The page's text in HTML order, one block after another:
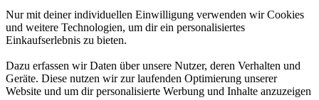
Nur mit deiner individuellen Einwilligung verwenden wir Cookies
und weitere Technologien, um dir ein personalisiertes
Einkaufserlebnis zu bieten.
Dazu erfassen wir Daten über unsere Nutzer, deren Verhalten und
Geräte. Diese nutzen wir zur laufenden Optimierung unserer
Website und um dir personalisierte Werbung und Inhalte anzuzeigen